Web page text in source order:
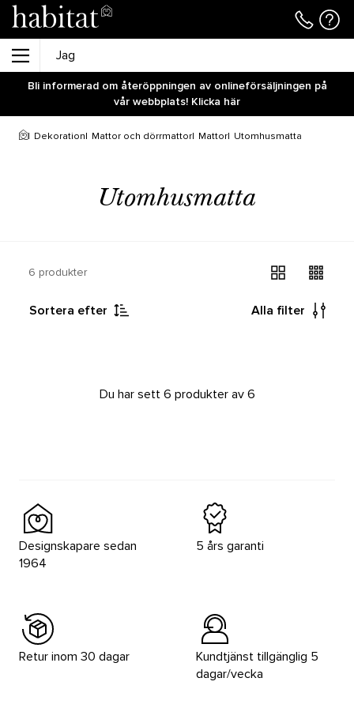
Bli informerad om återöppningen av onlineförsäljningen på
vår webbplats! Klicka här
Dekoration Mattor och dörrmattor Mattor Utomhusmatta
Utomhusmatta
6 produkter
Sortera efter Alla filter
Du har sett 6 produkter av 6
Designskapare sedan
1964
5 års garanti
Retur inom 30 dagar
Kundtjänst tillgänglig 5
dagar/vecka